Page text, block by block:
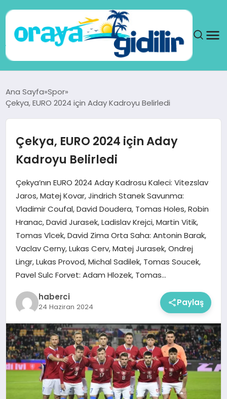
SAĞLIK
DÜNYA
SEYAHAT
TEKNOLOJI
YAŞAM
Ana Sayfa Spor
Çekya, EURO 2024 için Aday Kadroyu Belirledi
Çekya, EURO 2024 için Aday
Kadroyu Belirledi
Çekya’nın EURO 2024 Aday Kadrosu Kaleci: Vitezslav
Jaros, Matej Kovar, Jindrich Stanek Savunma:
Vladimir Coufal, David Doudera, Tomas Holes, Robin
Hranac, David Jurasek, Ladislav Krejci, Martin Vitik,
Tomas Vlcek, David Zima Orta Saha: Antonin Barak,
Vaclav Cerny, Lukas Cerv, Matej Jurasek, Ondrej
Lingr, Lukas Provod, Michal Sadilek, Tomas Soucek,
Pavel Sulc Forvet: Adam Hlozek, Tomas…
haberci
24 Haziran 2024 Paylaş